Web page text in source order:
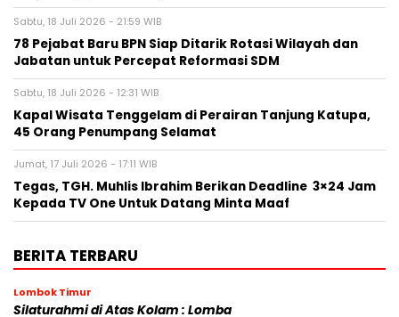
Sabtu, 18 Juli 2026 - 21:59 WIB
78 Pejabat Baru BPN Siap Ditarik Rotasi Wilayah dan
Jabatan untuk Percepat Reformasi SDM
Sabtu, 18 Juli 2026 - 12:31 WIB
Kapal Wisata Tenggelam di Perairan Tanjung Katupa,
45 Orang Penumpang Selamat
Jumat, 17 Juli 2026 - 17:11 WIB
Tegas, TGH. Muhlis Ibrahim Berikan Deadline 3×24 Jam
Kepada TV One Untuk Datang Minta Maaf
BERITA TERBARU
Lombok Timur
Silaturahmi di Atas Kolam : Lomba